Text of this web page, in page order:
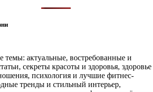
темы: актуальные, востребованные и
секреты красоты и здоровья, здоровье
психология и лучшие фитнес-
тренды и стильный интерьер,